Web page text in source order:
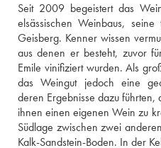
Seit 2009 begeistert das
elsässischen Weinbaus,
Geisberg. Kenner wissen
aus denen er besteht, zuvor
Emile vinifiziert wurden. Als
das Weingut jedoch eine
deren Ergebnisse dazu führten,
ihnen einen eigenen Wein zu
Südlage zwischen zwei
Kalk-Sandstein-Boden. In der